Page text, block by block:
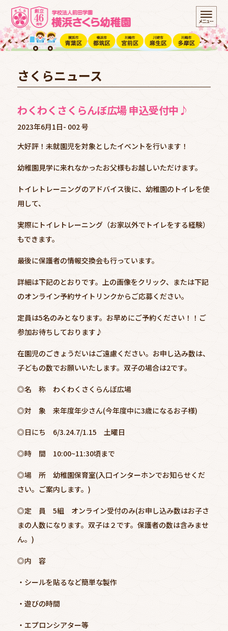
さくらニュース
わくわくさくらんぼ広場 申込受付中♪
2023年6月1日- 002 号
大好評！未就園児を対象としたイベントを行います！
幼稚園見学に来れなかったお父様もお越しいただけます。
トイレトレーニングのアドバイス後に、幼稚園のトイレを使
用して、
実際にトイレトレーニング（お家以外でトイレをする経験）
もできます。
最後に保護者の情報交換会も行っています。
詳細は下記のとおりです。上の画像をクリック、または下記
のオンライン予約サイトリンクからご応募ください。
定員は5名のみとなります。お早めにご予約ください！！ご
参加お待ちしております♪
在園児のごきょうだいはご遠慮ください。お申し込み数は、
子どもの数でお願いいたします。双子の場合は2です。
◎名 称 わくわくさくらんぼ広場
◎対 象 来年度年少さん(今年度中に3歳になるお子様)
◎日にち 6/3.24.7/1.15 土曜日
◎時 間 10:00~11:30頃まで
◎場 所 幼稚園保育室(入口インターホンでお知らせくだ
さい。ご案内します。)
◎定 員 5組 オンライン受付のみ(お申し込み数はお子さ
まの人数になります。双子は２です。保護者の数は含みませ
ん。)
◎内 容
・シールを貼るなど簡単な製作
・遊びの時間
・エプロンシアター等